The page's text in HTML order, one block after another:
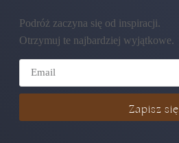
Podróż zaczyna się od inspiracji.
Otrzymuj te najbardziej wyjątkowe.
Zapisz się